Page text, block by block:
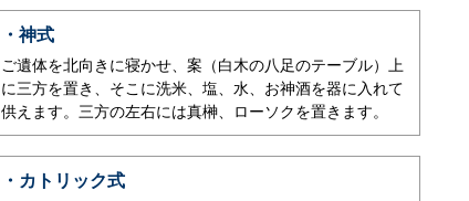
・神式
ご遺体を北向きに寝かせ、案（白木の八足のテーブル）上
に三方を置き、そこに洗米、塩、水、お神酒を器に入れて
供えます。三方の左右には真榊、ローソクを置きます。
・カトリック式